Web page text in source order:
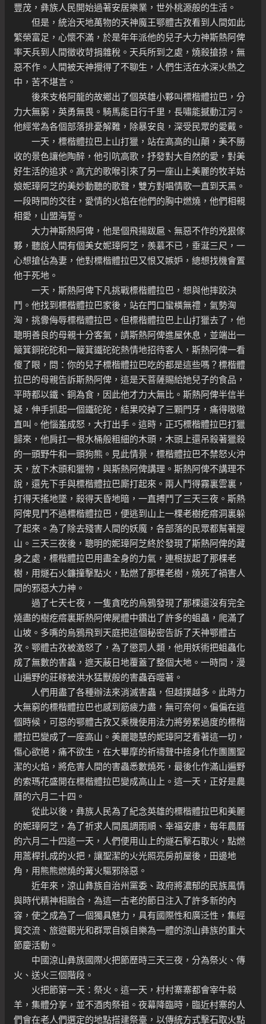
豐茂，彝族人民開始過著安居樂業，世外桃源般的生活。
但是，統治天地萬物的天神魔王鄂體古孜看到人間如此
繁榮富足，心懷不滿，於是年年派他的兒子大力神斯熱阿俾
率天兵到人間徵收苛捐雜稅。天兵所到之處，燒殺搶掠，無
惡不作。人間被天神攪得了不聊生，人們生活在水深火熱之
中，苦不堪言。
後來支格阿龍的故鄉出了個英雄小夥叫標楷體拉巴，分
力大無窮，英勇無畏。騎馬能日行千里，長嘯能撼動江河。
他經常為各個部落排憂解難，除暴安良，深受民眾的愛戴。
一天，標楷體拉巴上山打獵，站在高高的山顛，美不勝
收的景色讓他陶醉，他引吭高歌，抒發對大自然的愛，對美
好生活的追求。高亢的歌喉引來了另一座山上美麗的牧羊姑
娘妮璋阿芝的美妙動聽的歌聲，雙方對唱情歌一直到天黑。
一段時間的交往，愛情的火焰在他們的胸中燃燒，他們相親
相愛，山盟海誓。
大力神斯熱阿俾，他是個飛揚跋扈、無惡不作的兇狠傢
夥，聽說人間有個美女妮璋阿芝，羨慕不已，垂涎三尺，一
心想搶佔為妻，他對標楷體拉巴又恨又嫉妒，總想找機會置
他于死地。
一天，斯熱阿俾下凡挑戰標楷體拉巴，想與他摔跤決
鬥。他找到標楷體拉巴家後，站在門口蠻橫無禮，氣勢洶
洶，挑釁侮辱標楷體拉巴。但標楷體拉巴上山打獵去了，他
聰明善良的母親十分客氣，請斯熱阿俾進屋休息，並端出一
簸箕銅砣砣和一簸箕鐵砣砣熱情地招待客人，斯熱阿俾一看
傻了眼，問：你的兒子標楷體拉巴吃的都是這些嗎？標楷體
拉巴的母親告訴斯熱阿俾，這是天菩薩賜給她兒子的食品，
平時都以鐵、銅為食，因此他才力大無比。斯熱阿俾半信半
疑，伸手抓起一個鐵砣砣，結果咬掉了三顆門牙，痛得嗷嗷
直叫。他惱羞成怒，大打出手。這時，正巧標楷體拉巴打獵
歸來，他肩扛一根水桶般粗細的木頭，木頭上還吊殺著獵殺
的一頭野牛和一頭狗熊。見此情景，標楷體拉巴不禁怒火沖
天，放下木頭和獵物，與斯熱阿俾講理。斯熱阿俾不講理不
說，還先下手與標楷體拉巴廝打起來。兩人鬥得霧裏雲裏，
打得天搖地墜，殺得天昏地暗，一直搏鬥了三天三夜。斯熱
阿俾見鬥不過標楷體拉巴，便逃到山上一棵老樹疙瘩洞裏躲
了起來。為了除去殘害人間的妖魔，各部落的民眾都幫著搜
山。三天三夜後，聰明的妮璋阿芝終於發現了斯熱阿俾的藏
身之處，標楷體拉巴用盡全身的力氣，連根拔起了那棵老
樹，用燧石火鐮撞擊點火，點燃了那棵老樹，燒死了禍害人
間的邪惡大力神。
過了七天七夜，一隻貪吃的烏鴉發現了那棵還沒有完全
燒盡的樹疙瘩裏斯熱阿俾屍體中鑽出了許多的蛆蟲，爬滿了
山坡。多嘴的烏鴉飛到天庭把這個秘密告訴了天神鄂體古
孜。鄂體古孜被激怒了，為了懲罰人類，他用妖術把蛆蟲化
成了無數的害蟲，遮天蔽日地覆蓋了整個大地。一時間，漫
山遍野的莊稼被洪水猛獸般的害蟲吞噬著。
人們用盡了各種辦法來消滅害蟲，但越撲越多。此時力
大無窮的標楷體拉巴也感到筋疲力盡，無可奈何。偏偏在這
個時候，可惡的鄂體古孜又乘機使用法力將勞累過度的標楷
體拉巴變成了一座高山。美麗聰慧的妮璋阿芝看著這一切，
傷心欲絕，痛不欲生，在大畢摩的祈禱聲中捨身化作團團聖
潔的火焰，將危害人間的害蟲悉數燒死，最後化作滿山遍野
的索瑪花盛開在標楷體拉巴變成高山上。這一天，正好是農
曆的六月二十四。
從此以後，彝族人民為了紀念英雄的標楷體拉巴和美麗
的妮璋阿芝，為了祈求人間風調雨順、幸福安康，每年農曆
的六月二十四這一天，人們便用山上的燧石擊石取火，點燃
用蒿桿扎成的火把，讓聖潔的火光照亮房前屋後，田邊地
角，用熊熊燃燒的篝火驅邪除惡。
近年來，涼山彝族自治州黨委、政府將濃郁的民族風情
與時代精神相融合，為這一古老的節日注入了許多新的內
容，使之成為了一個獨具魅力，具有國際性和廣泛性，集經
貿交流、旅遊觀光和群眾自娛自樂為一體的涼山彝族的重大
節慶活動。
中國涼山彝族國際火把節歷時三天三夜，分為祭火、傳
火、送火三個階段。
火把節第一天：祭火。這一天，村村寨寨都會宰牛殺
羊，集體分享，並不酒肉祭祖。夜幕降臨時，臨近村寨的人
們會在老人們選定的地點搭建祭臺，以傳統方式擊石取火點